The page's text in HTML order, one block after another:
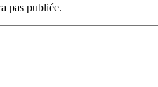
pas publiée.